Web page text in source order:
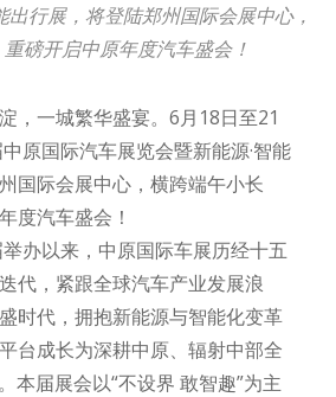
出行展，将登陆郑州国际会展中心，
磅开启中原年度汽车盛会！
，一城繁华盛宴。6月18日至21
原国际汽车展览会暨新能源·智能
国际会展中心，横跨端午小长
度汽车盛会！
办以来，中原国际车展历经十五
代，紧跟全球汽车产业发展浪
时代，拥抱新能源与智能化变革
台成长为深耕中原、辐射中部全
本届展会以“不设界 敢智趣”为主